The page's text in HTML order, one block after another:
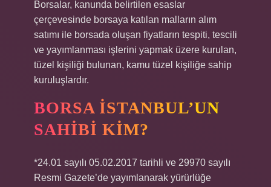
Borsalar, kanunda belirtilen esaslar
çerçevesinde borsaya katılan malların alım
satımı ile borsada oluşan fiyatların tespiti, tescili
ve yayımlanması işlerini yapmak üzere kurulan,
tüzel kişiliği bulunan, kamu tüzel kişiliğe sahip
kuruluşlardır.
BORSA İSTANBUL’UN
SAHIBI KIM?
*24.01 sayılı 05.02.2017 tarihli ve 29970 sayılı
Resmi Gazete’de yayımlanarak yürürlüğe